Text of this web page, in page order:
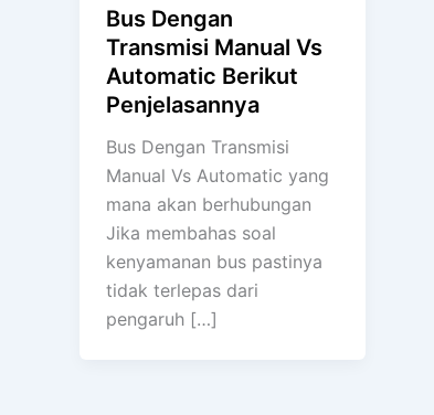
Bus Dengan
Transmisi Manual Vs
Automatic Berikut
Penjelasannya
Bus Dengan Transmisi
Manual Vs Automatic yang
mana akan berhubungan
Jika membahas soal
kenyamanan bus pastinya
tidak terlepas dari
pengaruh […]